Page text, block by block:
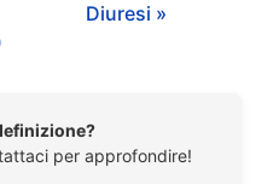
Diuresi »
per approfondire!